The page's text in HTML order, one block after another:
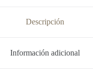
Descripción
Información adicional